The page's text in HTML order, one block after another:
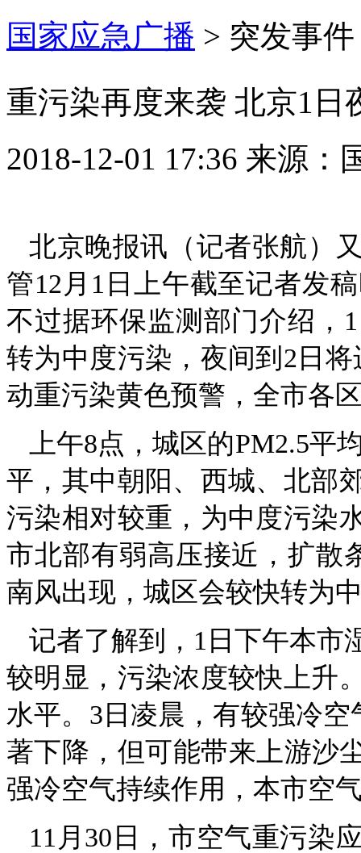
国家应急广播 > 突发事件
重污染再度来袭 北京1日
2018-12-01 17:36 来源：
北京晚报讯（记者张航）
管12月1日上午截至记者发
不过据环保监测部门介绍，
转为中度污染，夜间到2日
动重污染黄色预警，全市各
上午8点，城区的PM2.5
平，其中朝阳、西城、北部
污染相对较重，为中度污染
市北部有弱高压接近，扩散
南风出现，城区会较快转为
记者了解到，1日下午本市
较明显，污染浓度较快上升
水平。3日凌晨，有较强冷
著下降，但可能带来上游沙
强冷空气持续作用，本市空
11月30日，市空气重污染